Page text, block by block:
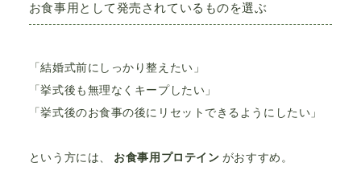
お食事用として発売されているものを選ぶ
「結婚式前にしっかり整えたい」
「挙式後も無理なくキープしたい」
「挙式後のお食事の後にリセットできるようにしたい」
という方には、 お食事用プロテイン がおすすめ。